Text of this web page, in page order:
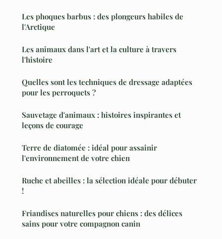
Les phoques barbus : des plongeurs habiles de
l'Arctique
Les animaux dans l'art et la culture à travers
l'histoire
Quelles sont les techniques de dressage adaptées
pour les perroquets ?
Sauvetage d'animaux : histoires inspirantes et
leçons de courage
Terre de diatomée : idéal pour assainir
l'environnement de votre chien
Ruche et abeilles : la sélection idéale pour débuter
!
Friandises naturelles pour chiens : des délices
sains pour votre compagnon canin